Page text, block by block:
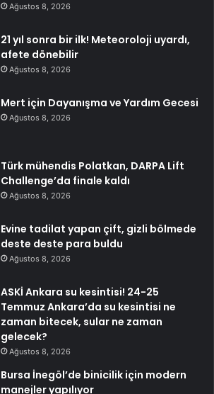
Ağustos 8, 2026
21 yıl sonra bir ilk! Meteoroloji uyardı,
afete dönebilir
Ağustos 8, 2026
Mert için Dayanışma ve Yardım Gecesi
Ağustos 8, 2026
Türk mühendis Polatkan, DARPA Lift
Challenge’da finale kaldı
Ağustos 8, 2026
Evine tadilat yapan çift, gizli bölmede
deste deste para buldu
Ağustos 8, 2026
ASKİ Ankara su kesintisi! 24-25
Temmuz Ankara’da su kesintisi ne
zaman bitecek, sular ne zaman
gelecek?
Ağustos 8, 2026
Bursa İnegöl’de binicilik için modern
manejler yapılıyor